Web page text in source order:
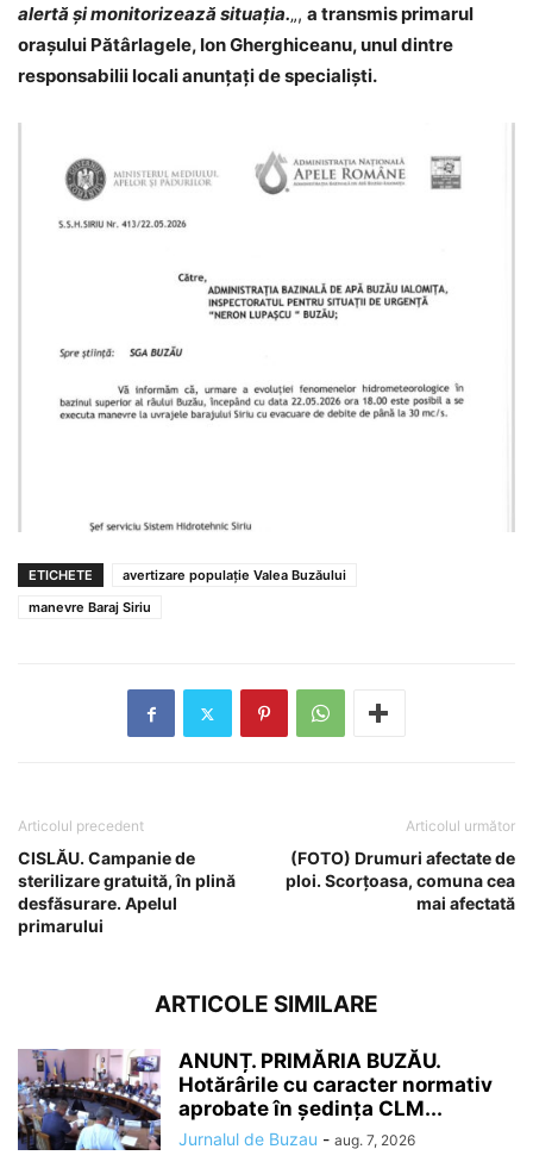
alertă și monitorizează situația.„, a transmis primarul
orașului Pătârlagele, Ion Gherghiceanu, unul dintre
responsabilii locali anunțați de specialiști.
ETICHETE
avertizare populație Valea Buzăului
manevre Baraj Siriu
Articolul precedent
CISLĂU. Campanie de
sterilizare gratuită, în plină
desfăsurare. Apelul
primarului
Articolul următor
(FOTO) Drumuri afectate de
ploi. Scorțoasa, comuna cea
mai afectată
ARTICOLE SIMILARE
ANUNȚ. PRIMĂRIA BUZĂU.
Hotărârile cu caracter normativ
aprobate în ședința CLM...
Jurnalul de Buzau - aug. 7, 2026